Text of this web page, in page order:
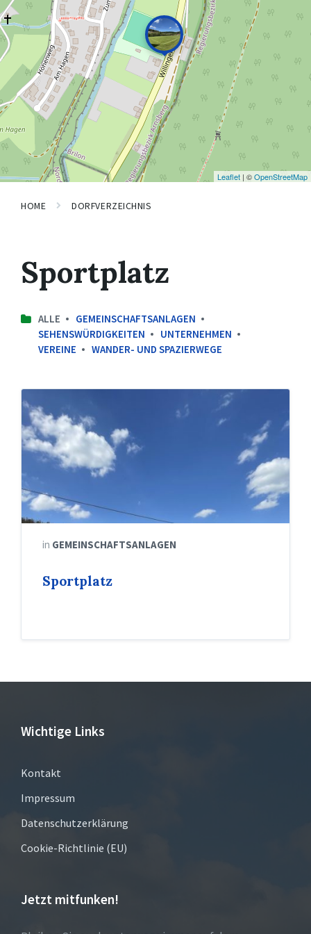
Leaflet | ©OpenStreetMap
HOME DORFVERZEICHNIS
Sportplatz
ALLE
GEMEINSCHAFTSANLAGEN
SEHENSWÜRDIGKEITEN
UNTERNEHMEN
VEREINE
WANDER- UND SPAZIERWEGE
Sportplatz
Bontkirchen
in GEMEINSCHAFTSANLAGEN
Sportplatz
Wichtige Links
Kontakt
Impressum
Datenschutzerklärung
Cookie-Richtlinie (EU)
Jetzt mitfunken!